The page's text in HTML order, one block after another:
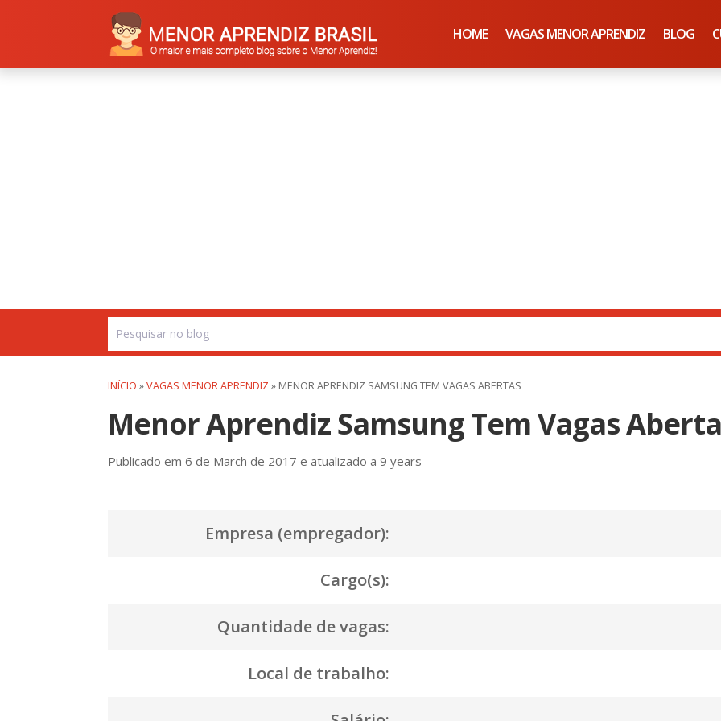
HOME VAGAS MENOR APRENDIZ BLOG
INÍCIO »VAGAS MENOR APRENDIZ» MENOR APRENDIZ SAMSUNG TEM VAGAS ABERTAS
Menor Aprendiz Samsung Tem Vagas
Publicado em 6 de March de 2017 e atualizado a 9 years
Empresa (empregador):
Cargo(s):
Quantidade de vagas:
Local de trabalho: